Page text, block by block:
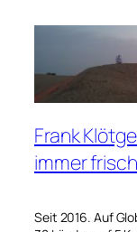
Frank
immer
Seit 2016. Auf